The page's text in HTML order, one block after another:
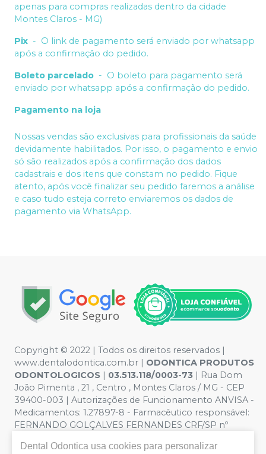
apenas para compras realizadas dentro da cidade
Montes Claros - MG)
Pix - O link de pagamento será enviado por whatsapp
após a confirmação do pedido.
Boleto parcelado - O boleto para pagamento será
enviado por whatsapp após a confirmação do pedido.
Pagamento na loja
Nossas vendas são exclusivas para profissionais da saúde
devidamente habilitados. Por isso, o pagamento e envio
só são realizados após a confirmação dos dados
cadastrais e dos itens que constam no pedido. Fique
atento, após você finalizar seu pedido faremos a análise
e caso tudo esteja correto enviaremos os dados de
pagamento via WhatsApp.
Copyright © 2022 | Todos os direitos reservados |
www.dentalodontica.com.br | ODONTICA PRODUTOS
ODONTOLOGICOS | 03.513.118/0003-73 | Rua Dom
João Pimenta , 21 , Centro , Montes Claros / MG - CEP
39400-003 | Autorizações de Funcionamento ANVISA -
Medicamentos: 1.27897-8 - Farmacêutico responsável:
FERNANDO GOLÇALVES FERNANDES CRF/SP nº
meramente ilustrativas - Os preços e condições da loja
Dental Odontica usa cookies para personalizar